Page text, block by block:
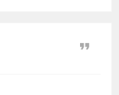
Цитата